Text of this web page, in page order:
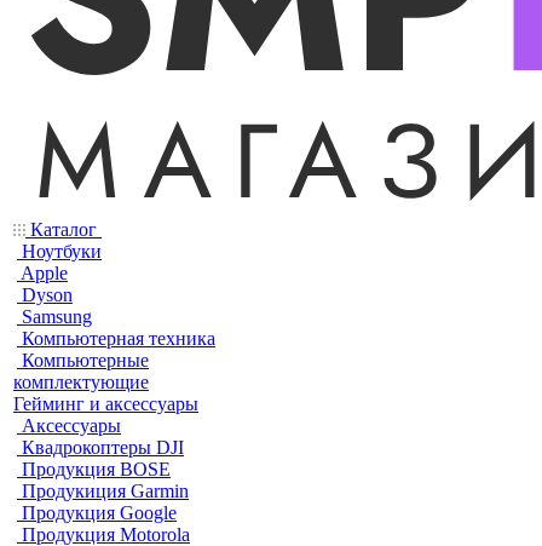
Каталог
Ноутбуки
Apple
Dyson
Samsung
Компьютерная техника
Компьютерные
комплектующие
Гейминг и аксессуары
Аксессуары
Квадрокоптеры DJI
Продукция BOSE
Продукиция Garmin
Продукция Google
Продукция Motorola